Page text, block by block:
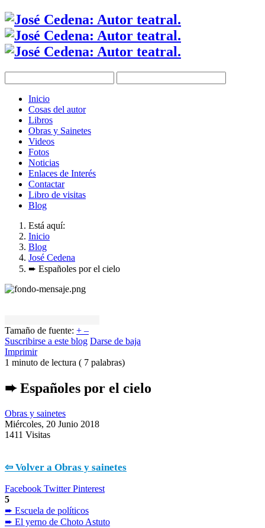
Inicio
Cosas del autor
Libros
Obras y Sainetes
Videos
Fotos
Noticias
Enlaces de Interés
Contactar
Libro de visitas
Blog
Está aquí:
Inicio
Blog
José Cedena
➨ Españoles por el cielo
Tamaño de fuente: + –
Suscribirse a este blog Darse de baja
Imprimir
1 minuto de lectura ( 7 palabras)
➨ Españoles por el cielo
Obras y sainetes
Miércoles, 20 Junio 2018
1411 Visitas
⇦ Volver a Obras y sainetes
Facebook Twitter Pinterest
5
➨ Escuela de políticos
➨ El yerno de Choto Astuto